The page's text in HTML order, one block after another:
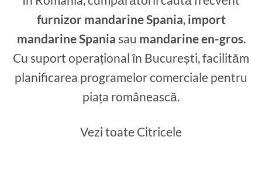
furnizor mandarine Spania, import
mandarine Spania sau mandarine en-gros.
Cu suport operațional în București, facilităm
planificarea programelor comerciale pentru
piața românească.
Vezi toate Citricele